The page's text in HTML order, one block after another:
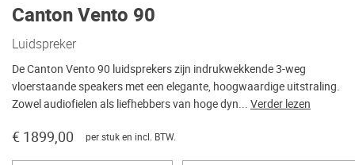
Canton Vento 90
Luidspreker
De Canton Vento 90 luidsprekers zijn indrukwekkende 3-weg
vloerstaande speakers met een elegante, hoogwaardige uitstraling.
Zowel audiofielen als liefhebbers van hoge dyn... Verder lezen
€ 1899,00 per stuk en incl. BTW.